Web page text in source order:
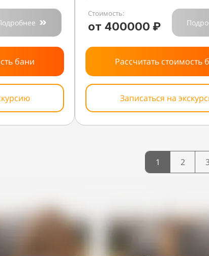
бани
Стоимость:
от 400000 ₽
Рассчитать стоимость
Записаться на
1 2